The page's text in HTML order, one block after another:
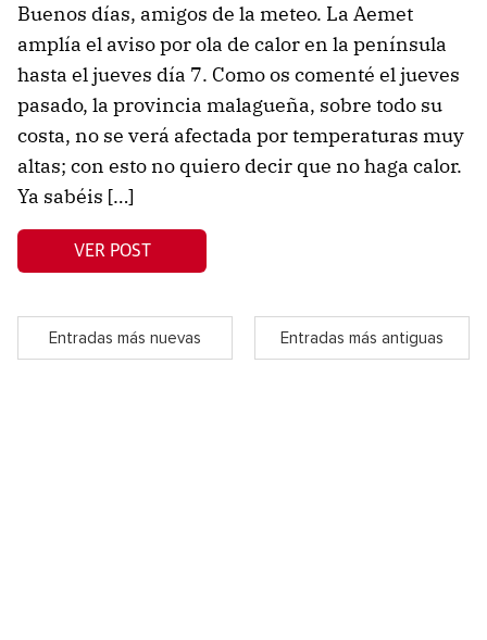
Buenos días, amigos de la meteo. La Aemet
amplía el aviso por ola de calor en la península
hasta el jueves día 7. Como os comenté el jueves
pasado, la provincia malagueña, sobre todo su
costa, no se verá afectada por temperaturas muy
altas; con esto no quiero decir que no haga calor.
Ya sabéis […]
VER POST
Entradas más nuevas Entradas más antiguas